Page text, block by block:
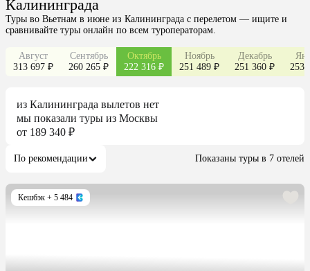
Калининграда
Туры во Вьетнам в июне из Калининграда с перелетом — ищите и
сравнивайте туры онлайн по всем туроператорам.
Август
313 697 ₽
Сентябрь
260 265 ₽
Октябрь
222 316 ₽
Ноябрь
251 489 ₽
Декабрь
251 360 ₽
253
из Калининграда вылетов нет
мы показали туры из Москвы
от 189 340 ₽
По рекомендации Показаны туры в 7 отелей
Кешбэк + 5 484